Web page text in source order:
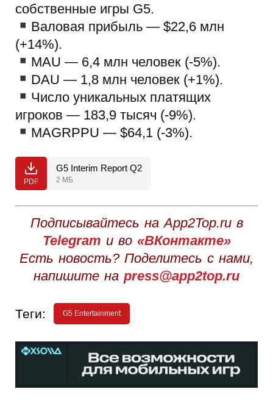
собственные игры G5.
Валовая прибыль — $22,6 млн
(+14%).
MAU — 6,4 млн человек (-5%).
DAU — 1,8 млн человек (+1%).
Число уникальных платящих
игроков — 183,9 тысяч (-9%).
MAGRPPU — $64,1 (-3%).
PDF
G5 Interim Report Q2
2 МБ
Подписывайтесь на App2Top.ru в
Telegram и во «ВКонтакте»
Есть новость? Поделитесь с нами,
напишите на press@app2top.ru
Теги: G5 Entertainment